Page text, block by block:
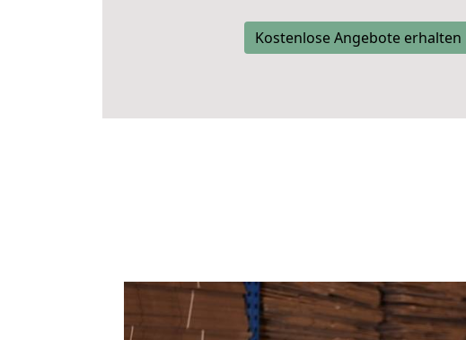
Kostenlose Angebote erhalten